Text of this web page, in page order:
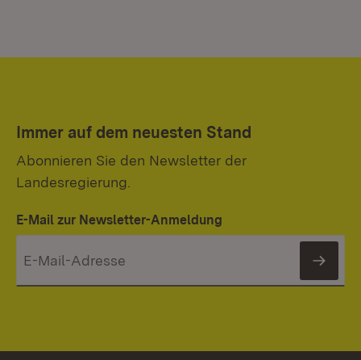
Immer auf dem neuesten Stand
Abonnieren Sie den Newsletter der
Landesregierung.
E-Mail zur Newsletter-Anmeldung